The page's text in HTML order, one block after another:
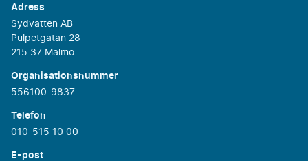
Adress
Sydvatten AB
Pulpetgatan 28
215 37 Malmö
Organisationsnummer
556100-9837
Telefon
010-515 10 00
E-post